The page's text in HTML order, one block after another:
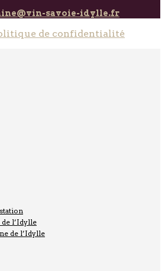
savoie-idylle.fr
de confidentialité
l’Idylle
de l’Idylle